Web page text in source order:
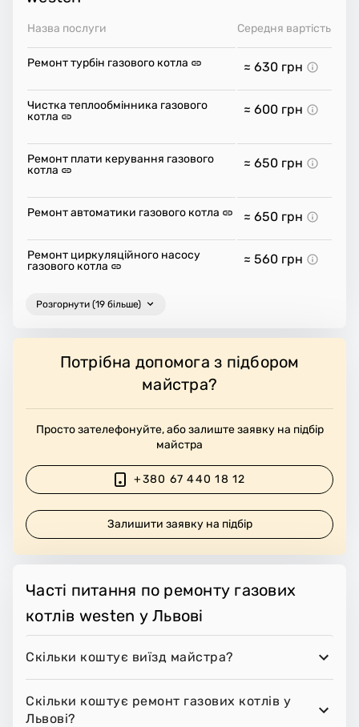
Назва послуги Середня вартість
Ремонт турбін газового котла ≈ 630 грн
Чистка теплообмінника газового
котла
≈ 600 грн
Ремонт плати керування газового
котла
≈ 650 грн
Ремонт автоматики газового котла ≈ 650 грн
Ремонт циркуляційного насосу
газового котла
≈ 560 грн
Розгорнути (19 більше)
Потрібна допомога з підбором
майстра?
Просто зателефонуйте, або залиште заявку на підбір
майстра
+380 67 440 18 12
Залишити заявку на підбір
Часті питання по ремонту газових
котлів westen у Львові
Скільки коштує виїзд майстра?
Скільки коштує ремонт газових котлів у
Львові?